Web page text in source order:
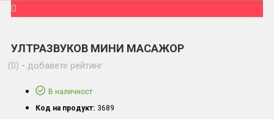
УЛТРАЗВУКОВ МИНИ МАСАЖОР
(0) - добавете рейтинг
В наличност
Код на продукт: 3689